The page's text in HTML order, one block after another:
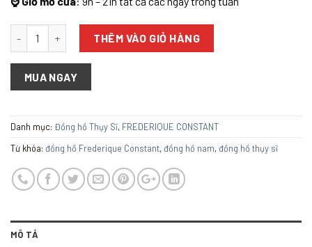
THÊM VÀO GIỎ HÀNG
MUA NGAY
Danh mục: Đồng hồ Thụy Sĩ, FREDERIQUE CONSTANT
Từ khóa: đồng hồ Frederique Constant,đồng hồ nam,đồng hồ thụy sĩ
MÔ TẢ